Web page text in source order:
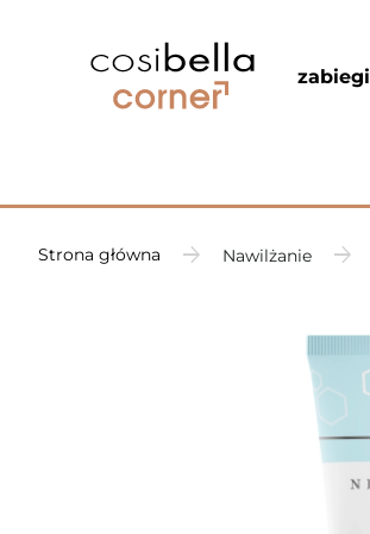
zabiegi
Strona główna Nawilżanie